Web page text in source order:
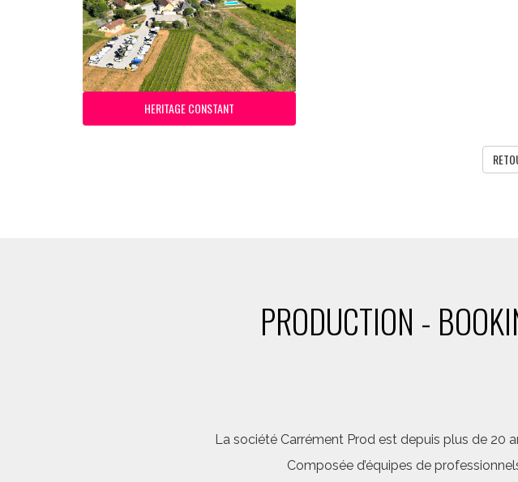
HERITAGE CONSTANT
PRODUCTION -
La société Carrément Prod est depuis plus de 20
Composée d’équipes de